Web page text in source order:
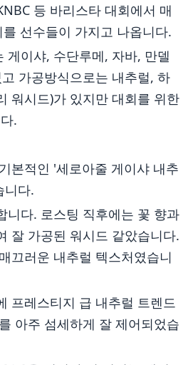
등 바리스타 대회에서 매
를 선수들이 가지고 나옵니다.
게이샤, 수단루메, 자바, 만델
가공방식으로는 내추럴, 하
워시드)가 있지만 대회를 위한
.
본적인 '세로아줄 게이샤 내추
니다.
니다. 로스팅 직후에는 꽃 향과
잘 가공된 워시드 같았습니다.
끄러운 내추럴 텍스처였습니
프레스티지 급 내추럴 트렌드
아주 섬세하게 잘 제어되었습